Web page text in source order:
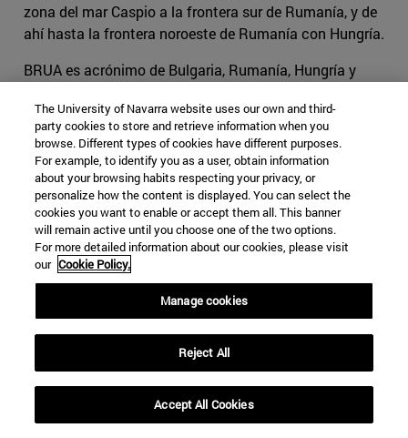
zona del mar Caspio a la frontera sur de Rumanía, y de
ahí hasta la frontera noroeste de Rumanía con Hungría.
BRUA es acrónimo de Bulgaria, Rumanía, Hungría y
abastecimiento de gas natural en la región. “Estamos
creando una red de distribución”, haindicado Miguel
Arias Cañete, comisario europeo de Energía y Cambio
Climático; “no se trata sólo de un gran gasoducto
clásico sino de pequeños gasoductos de flujo reversible
que permiten enviar el gas en sentido sur, este, oeste, así
que la región dispondrá de más fuentes de energía y de
una energía más barata”.
El gasoducto BRUA sería, en alguna medida, un sustituto
delfracasado proyecto Nabucco. Este proyecto
consistía en el desarrollo de una capacidad de
transporte de gas natural entre puntos existentes de
interconexión con las redes de transporte de gas natural
de Bulgaria (en Giurgiu) y Hungría (Csanadpalota), a
The University of Navarra website uses our own and third-
party cookies to store and retrieve information when you
browse. Different types of cookies have different purposes.
For example, to identify you as a user, obtain information
about your browsing habits respecting your privacy, or
personalize how the content is displayed. You can select the
cookies you want to enable or accept them all. This banner
will remain active until you choose one of the two options.
For more detailed information about our cookies, please visit
our Cookie Policy.
Manage cookies
Reject All
Accept All Cookies